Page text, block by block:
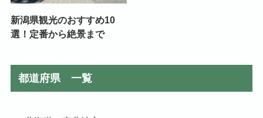
新潟県観光のおすすめ10
選！定番から絶景まで
都道府県 一覧